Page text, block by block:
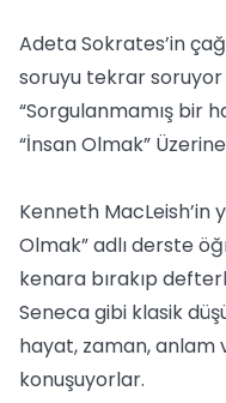
Adeta Sokrates’in
soruyu tekrar
“Sorgulanmamış bir
“İnsan Olmak”
Kenneth MacLeish’in
Olmak” adlı derste
kenara bırakıp
Seneca gibi klasik
hayat, zaman, anlam
konuşuyorlar.